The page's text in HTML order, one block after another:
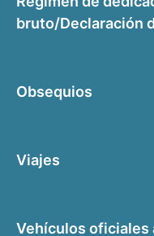
bruto/Declaración
Obsequios
Viajes
Vehículos oficiales